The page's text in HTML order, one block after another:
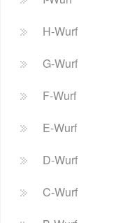
H-Wurf
G-Wurf
F-Wurf
E-Wurf
D-Wurf
C-Wurf